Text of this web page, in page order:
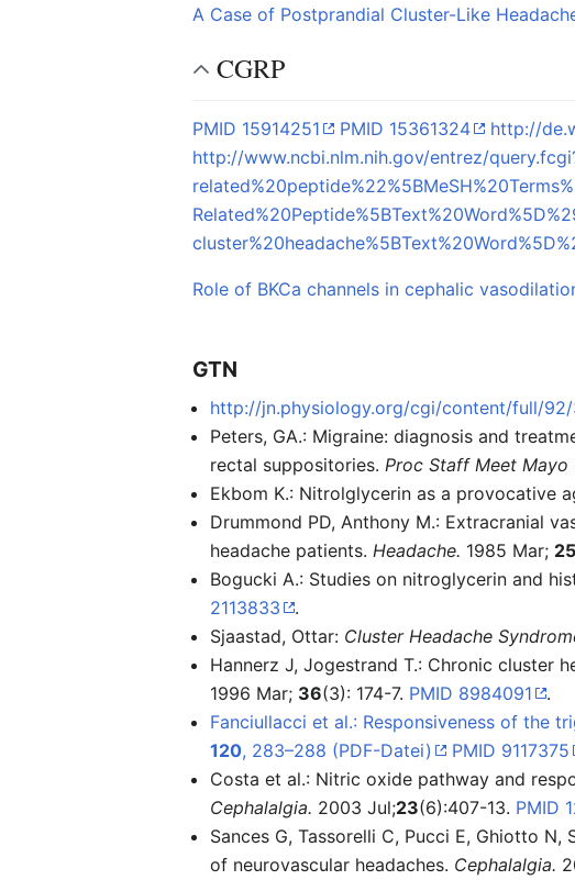
A Case of Postprandial Cluster-Like
CGRP
PMID 15914251 PMID 15361324
http://
http://www.ncbi.nlm.nih.gov/entrez/
Role of BKCa channels in cephalic
GTN
http://jn.physiology.org/cgi/content/full/92/
Peters, GA.: Migraine: diagnosis and
rectal suppositories.Proc Staff Meet Mayo
Ekbom K.: Nitrolglycerin as a provocative
Drummond PD, Anthony M.: Extracranial
headache patients.Headache. 1985 Mar; 25
Bogucki A.: Studies on nitroglycerin and
2113833
.
Sjaastad, Ottar: Cluster Headache
Hannerz J, Jogestrand T.: Chronic cluster
1996 Mar; 36(3): 174-7. PMID 8984091
.
Fanciullacci et al.: Responsiveness of the
120, 283–288 (PDF-Datei) PMID 9117375
Costa et al.: Nitric oxide pathway and
Cephalalgia. 2003 Jul;23(6):407-13. PMID
Sances G, Tassorelli C, Pucci E, Ghiotto
of neurovascular headaches. Cephalalgia.